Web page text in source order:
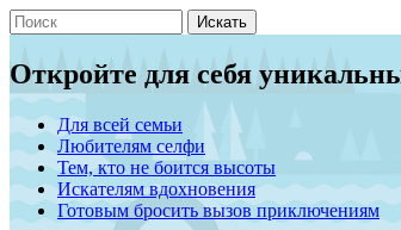
Искать
Откройте для себя
Для всей семьи
Любителям селфи
Тем, кто не боится высоты
Искателям вдохновения
Готовым бросить вызов приключениям